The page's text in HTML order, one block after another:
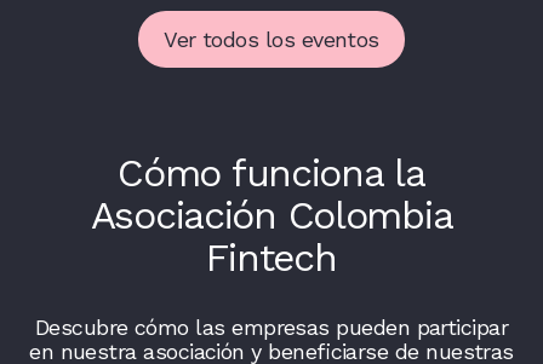
Ver todos los eventos
Cómo funciona la
Asociación Colombia
Fintech
Descubre cómo las empresas pueden participar
en nuestra asociación y beneficiarse de nuestras